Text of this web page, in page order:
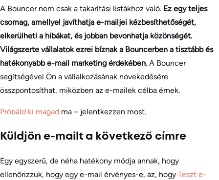
A Bouncer nem csak a takarítási listákhoz való. Ez egy teljes
csomag, amellyel javíthatja e-mailjei kézbesíthetőségét,
elkerülheti a hibákat, és jobban bevonhatja közönségét.
Világszerte vállalatok ezrei bíznak a Bouncerben a tisztább és
hatékonyabb e-mail marketing érdekében. A Bouncer
segítségével Ön a vállalkozásának növekedésére
összpontosíthat, miközben az e-mailek célba érnek.
Próbáld ki magad ma – jelentkezzen most.
Küldjön e-mailt a következő címre
Egy egyszerű, de néha hatékony módja annak, hogy
ellenőrizzük, hogy egy e-mail érvényes-e, az, hogy Teszt e-